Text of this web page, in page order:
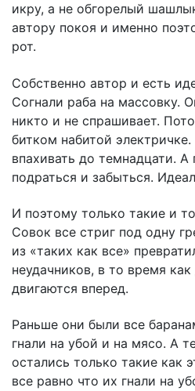
икру, а не обгорелый
автору покоя и именно
рот.
Собственно автор и есть
Согнали раба на массовку.
никто и не спрашивает.
битком набитой
впахивать до темнадцати. А
подраться и забыться.
И поэтому только такие и
Совок все стриг под одну
из «таких как все»
неудачников, в то время
двигаются вперед.
Раньше они были все
гнали на убой и на мясо. А
остались только такие как
все равно что их гнали на